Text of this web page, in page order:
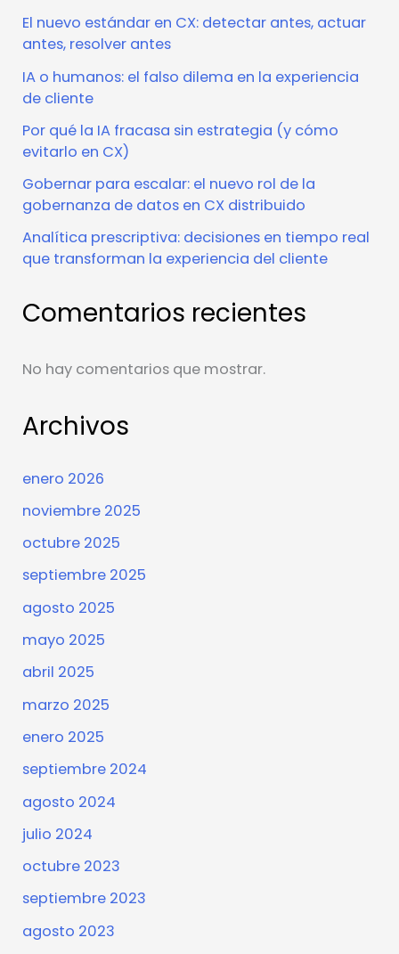
El nuevo estándar en CX: detectar antes, actuar
antes, resolver antes
IA o humanos: el falso dilema en la experiencia
de cliente
Por qué la IA fracasa sin estrategia (y cómo
evitarlo en CX)
Gobernar para escalar: el nuevo rol de la
gobernanza de datos en CX distribuido
Analítica prescriptiva: decisiones en tiempo real
que transforman la experiencia del cliente
Comentarios recientes
No hay comentarios que mostrar.
Archivos
enero 2026
noviembre 2025
octubre 2025
septiembre 2025
agosto 2025
mayo 2025
abril 2025
marzo 2025
enero 2025
septiembre 2024
agosto 2024
julio 2024
octubre 2023
septiembre 2023
agosto 2023